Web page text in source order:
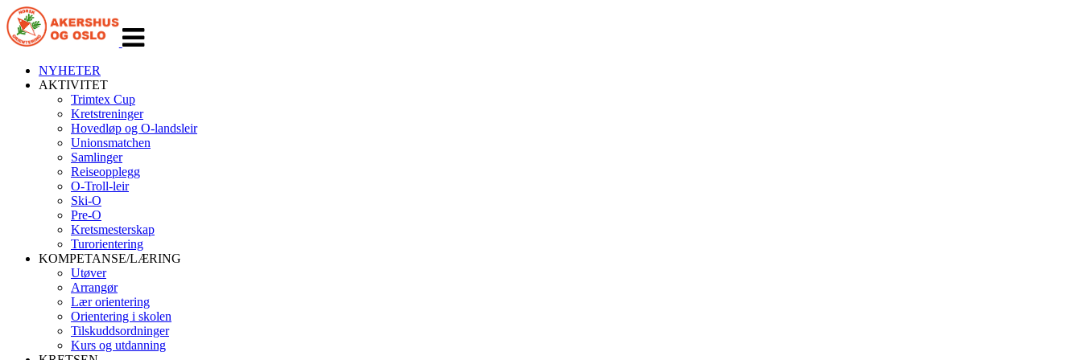
navigasjon
NYHETER
AKTIVITET
Trimtex Cup
Kretstreninger
Hovedløp og O-landsleir
Unionsmatchen
Samlinger
Reiseopplegg
O-Troll-leir
Ski-O
Pre-O
Kretsmesterskap
Turorientering
KOMPETANSE/LÆRING
Utøver
Arrangør
Lær orientering
Orientering i skolen
Tilskuddsordninger
Kurs og utdanning